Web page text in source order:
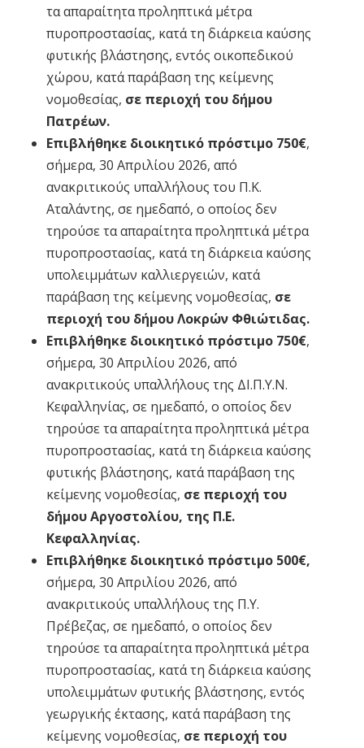
τα απαραίτητα προληπτικά μέτρα
πυροπροστασίας, κατά τη διάρκεια καύσης
φυτικής βλάστησης, εντός οικοπεδικού
χώρου, κατά παράβαση της κείμενης
νομοθεσίας, σε περιοχή του δήμου
Πατρέων.
Επιβλήθηκε διοικητικό πρόστιμο 750€,
σήμερα, 30 Απριλίου 2026, από
ανακριτικούς υπαλλήλους του Π.Κ.
Αταλάντης, σε ημεδαπό, ο οποίος δεν
τηρούσε τα απαραίτητα προληπτικά μέτρα
πυροπροστασίας, κατά τη διάρκεια καύσης
υπολειμμάτων καλλιεργειών, κατά
παράβαση της κείμενης νομοθεσίας, σε
περιοχή του δήμου Λοκρών Φθιώτιδας.
Επιβλήθηκε διοικητικό πρόστιμο 750€,
σήμερα, 30 Απριλίου 2026, από
ανακριτικούς υπαλλήλους της ΔΙ.Π.Υ.Ν.
Κεφαλληνίας, σε ημεδαπό, ο οποίος δεν
τηρούσε τα απαραίτητα προληπτικά μέτρα
πυροπροστασίας, κατά τη διάρκεια καύσης
φυτικής βλάστησης, κατά παράβαση της
κείμενης νομοθεσίας, σε περιοχή του
δήμου Αργοστολίου, της Π.Ε.
Κεφαλληνίας.
Επιβλήθηκε διοικητικό πρόστιμο 500€,
σήμερα, 30 Απριλίου 2026, από
ανακριτικούς υπαλλήλους της Π.Υ.
Πρέβεζας, σε ημεδαπό, ο οποίος δεν
τηρούσε τα απαραίτητα προληπτικά μέτρα
πυροπροστασίας, κατά τη διάρκεια καύσης
υπολειμμάτων φυτικής βλάστησης, εντός
γεωργικής έκτασης, κατά παράβαση της
κείμενης νομοθεσίας, σε περιοχή του